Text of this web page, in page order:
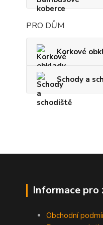
PRO DŮM
Korkové
Schody a
Informace pro
Obchodní